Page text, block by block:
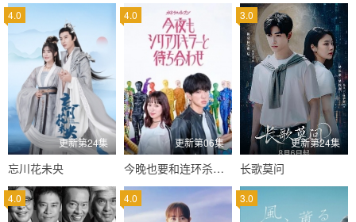
4.0
更新第24集
忘川花未央
4.0
更新第06集
今晚也要和连环杀手约会
3.0
更新第24集
长歌莫问
4.0 4.0 3.0